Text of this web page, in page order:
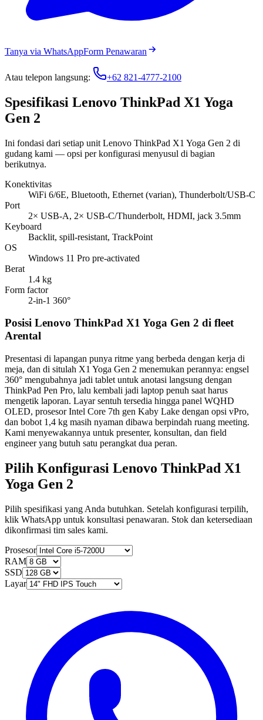
Tanya via WhatsAppForm Penawaran
Atau telepon langsung: +62 821-4777-2100
Spesifikasi Lenovo ThinkPad X1 Yoga
Gen 2
Ini fondasi dari setiap unit Lenovo ThinkPad X1 Yoga Gen 2 di
gudang kami — opsi per konfigurasi menyusul di bagian
berikutnya.
Konektivitas
WiFi 6/6E, Bluetooth, Ethernet (varian), Thunderbolt/USB-C
Port
2× USB-A, 2× USB-C/Thunderbolt, HDMI, jack 3.5mm
Keyboard
Backlit, spill-resistant, TrackPoint
OS
Windows 11 Pro pre-activated
Berat
1.4 kg
Form factor
2-in-1 360°
Posisi Lenovo ThinkPad X1 Yoga Gen 2 di fleet
Arental
Presentasi di lapangan punya ritme yang berbeda dengan kerja di
meja, dan di situlah X1 Yoga Gen 2 menemukan perannya: engsel
360° mengubahnya jadi tablet untuk anotasi langsung dengan
ThinkPad Pen Pro, lalu kembali jadi laptop penuh saat harus
mengetik laporan. Layar sentuh tersedia hingga panel WQHD
OLED, prosesor Intel Core 7th gen Kaby Lake dengan opsi vPro,
dan bobot 1,4 kg masih nyaman dibawa berpindah ruang meeting.
Kami menyewakannya untuk presenter, konsultan, dan field
engineer yang butuh satu perangkat dua peran.
Pilih Konfigurasi Lenovo ThinkPad X1
Yoga Gen 2
Pilih spesifikasi yang Anda butuhkan. Setelah konfigurasi terpilih,
klik WhatsApp untuk konsultasi penawaran. Stok dan ketersediaan
dikonfirmasi tim sales kami.
Prosesor
RAM
SSD
Layar